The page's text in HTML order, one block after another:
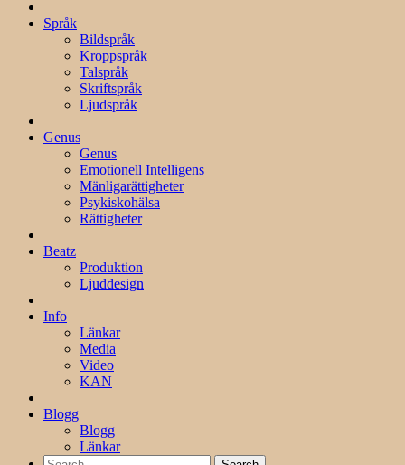
Språk
Bildspråk
Kroppspråk
Talspråk
Skriftspråk
Ljudspråk
Genus
Genus
Emotionell Intelligens
Mänligarättigheter
Psykiskohälsa
Rättigheter
Beatz
Produktion
Ljuddesign
Info
Länkar
Media
Video
KAN
Blogg
Blogg
Länkar